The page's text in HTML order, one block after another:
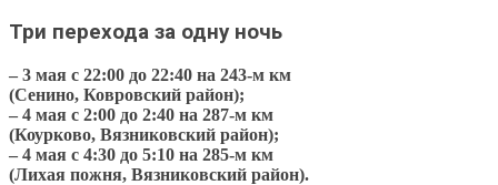
Три перехода за одну ночь
– 3 мая с 22:00 до 22:40 на 243-м км
(Сенино, Ковровский район);
– 4 мая с 2:00 до 2:40 на 287-м км
(Коурково, Вязниковский район);
– 4 мая с 4:30 до 5:10 на 285-м км
(Лихая пожня, Вязниковский район).